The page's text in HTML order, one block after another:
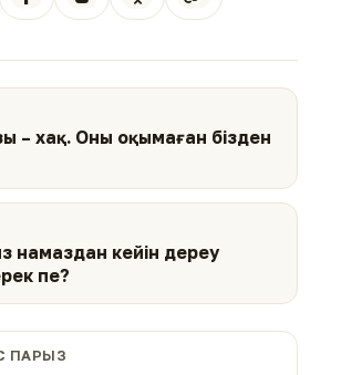
– хақ. Оны оқымаған бізден
намаздан кейін дереу
пе?
ПАРЫЗ